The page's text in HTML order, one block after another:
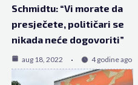
Schmidtu: “Vi morate da
presječete, političari se
nikada neće dogovoriti”
aug 18, 2022 4 godine ago